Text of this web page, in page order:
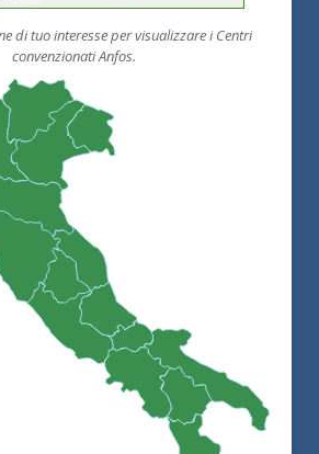
di tuo interesse per visualizzare i Centri
convenzionati Anfos.